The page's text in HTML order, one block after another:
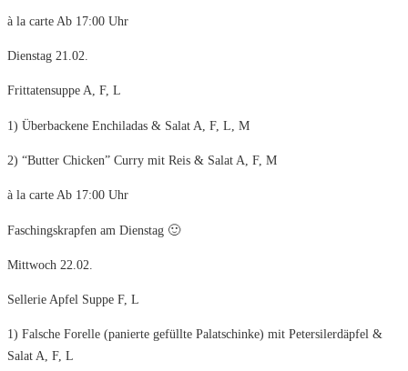
à la carte Ab 17:00 Uhr
Dienstag 21.02.
Frittatensuppe A, F, L
1) Überbackene Enchiladas & Salat A, F, L, M
2) “Butter Chicken” Curry mit Reis & Salat A, F, M
à la carte Ab 17:00 Uhr
Faschingskrapfen am Dienstag 🙂
Mittwoch 22.02.
Sellerie Apfel Suppe F, L
1) Falsche Forelle (panierte gefüllte Palatschinke) mit Petersilerdäpfel &
Salat A, F, L